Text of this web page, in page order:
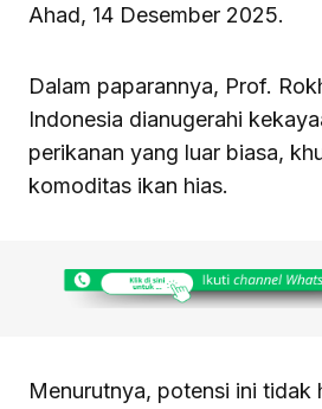
Ahad, 14 Desember 2025.
Dalam paparannya, Prof.
Indonesia dianugerahi
perikanan yang luar biasa,
komoditas ikan hias.
Menurutnya, potensi ini tidak